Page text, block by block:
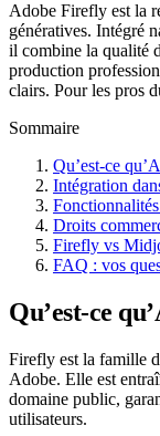
Adobe Firefly est la
génératives. Intégré
il combine la qualité
production
clairs. Pour les pros
Sommaire
Qu’est-ce
Intégration
Droits
Firefly vs
FAQ : vos
Qu’est-ce
Firefly est la famille
Adobe. Elle est
domaine public,
utilisateurs.